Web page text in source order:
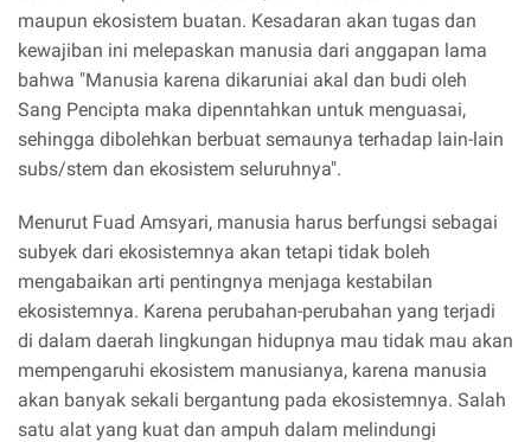
maupun ekosistem buatan. Kesadaran akan tugas dan
kewajiban ini melepaskan manusia dari anggapan lama
bahwa "Manusia karena dikaruniai akal dan budi oleh
Sang Pencipta maka dipenntahkan untuk menguasai,
sehingga dibolehkan berbuat semaunya terhadap lain-lain
subs/stem dan ekosistem seluruhnya".
Menurut Fuad Amsyari, manusia harus berfungsi sebagai
subyek dari ekosistemnya akan tetapi tidak boleh
mengabaikan arti pentingnya menjaga kestabilan
ekosistemnya. Karena perubahan-perubahan yang terjadi
di dalam daerah lingkungan hidupnya mau tidak mau akan
mempengaruhi ekosistem manusianya, karena manusia
akan banyak sekali bergantung pada ekosistemnya. Salah
satu alat yang kuat dan ampuh dalam melindungi